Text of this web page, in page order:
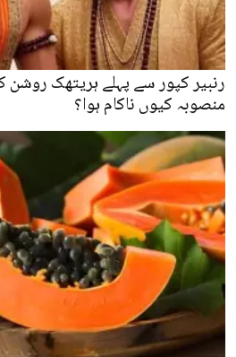
رنبیر کپور سے پہلے ہریتھک روشن
منصوبہ کیوں ناکام ہوا؟